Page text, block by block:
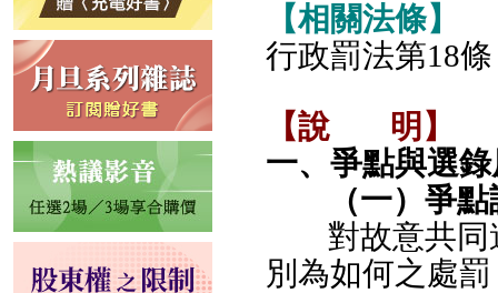
【相關法條】
行政罰法第18
【說
明】
一、爭點與選
（一）爭
對故意共
別為如何之處